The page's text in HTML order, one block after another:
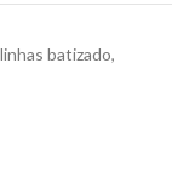
batizado,